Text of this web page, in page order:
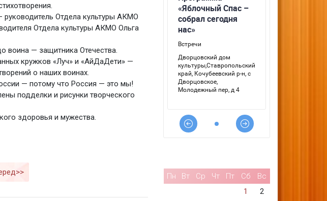
руководитель Отдела культуры АКМО
Отдела культуры АКМО Ольга
воина — защитника Отечества.
кружков «Луч» и «АйДаДети» —
о наших воинах.
— потому что Россия — это мы!
подделки и рисунки творческого
здоровья и мужества.
Пн Вт Ср Чт Пт Сб
Вс
1
2